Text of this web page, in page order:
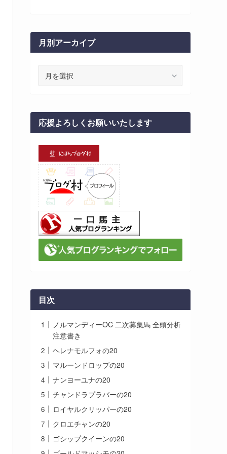
月別アーカイブ
カ
イ
応援よろしくお願いいたします
目次
ノルマンディーOC 二次募集馬 全頭分析
注意書き
ヘレナモルフォの20
マルーンドロップの20
ナンヨーユナの20
チャンドラプラバーの20
ロイヤルクリッパーの20
クロエチャンの20
ゴシップクイーンの20